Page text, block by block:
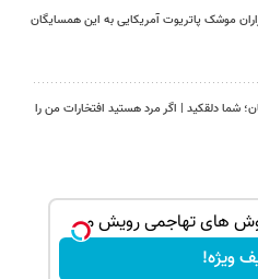
موشک پاتریوت آمریکایی به این همسایگان
شما دلقکید | اگر مرد هستید افتخارات من را
های تهاجمی رویش مو
ویژه!